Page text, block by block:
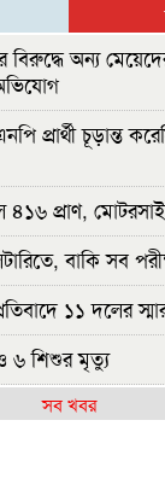
বিরুদ্ধে অন্য
প্রার্থী চূড়ান্ত
প্রাণ,
বাকি সব
১১ দলের
৬ শিশুর মৃত্যু
দলীয় ঐক্যের
সব খবর